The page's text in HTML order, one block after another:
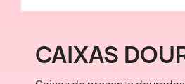
CAIXAS